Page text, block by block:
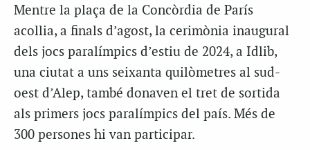
Mentre la plaça de la Concòrdia de París
acollia, a finals d’agost, la cerimònia inaugural
dels jocs paralímpics d’estiu de 2024, a Idlib,
una ciutat a uns seixanta quilòmetres al sud-
oest d’Alep, també donaven el tret de sortida
als primers jocs paralímpics del país. Més de
300 persones hi van participar.